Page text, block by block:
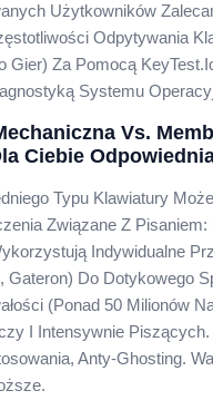
Użytkowników
Odpytywania
Gier) Za Pomocą
Systemu
Vs.
Ciebie
Typu Klawiatury
Związane Z Pisaniem:
Indywidualne
Gateron) Do Dotykowego
(ponad 50 Milionów
I Intensywnie Piszących.
Anty-Ghosting.